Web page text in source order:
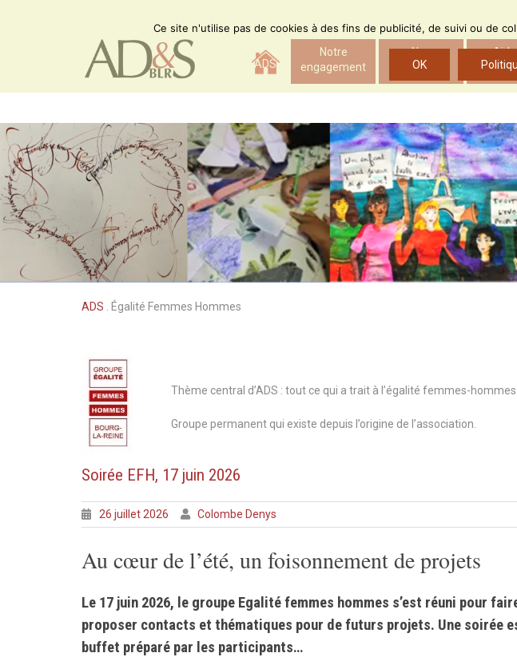
ADS
Notre
engagement
Nos
actions
ADS Égalité Femmes Hommes
Thème central d’ADS : tout ce qui a trait à l’égalité femmes-
Groupe permanent qui existe depuis l’origine de l’association.
Soirée EFH, 17 juin 2026
26 juillet 2026 Colombe Denys
Au cœur de l’été, un foisonnement de projets
Le 17 juin 2026, le groupe Egalité femmes hommes s’est réuni pour
proposer contacts et thématiques pour de futurs projets. Une soirée
buffet préparé par les participants…
Ce site n'utilise pas de cookies à des fins de publicité, de suivi ou de
OK